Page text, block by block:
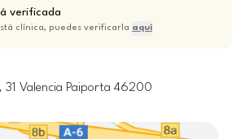
verificada
clínica, puedes verificarla aquí
Valencia Paiporta 46200